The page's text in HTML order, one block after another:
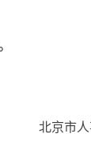
北京